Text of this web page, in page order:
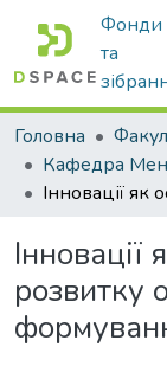
Фонди
та
Головна
розвитку